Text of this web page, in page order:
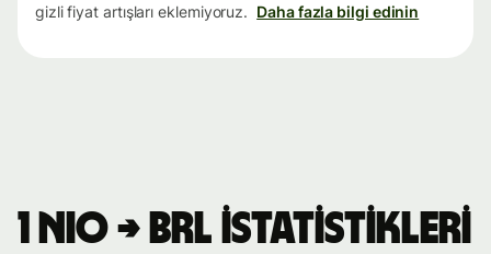
gizli fiyat artışları eklemiyoruz. Daha fazla bilgi edinin
1 NIO → BRL istatistikleri